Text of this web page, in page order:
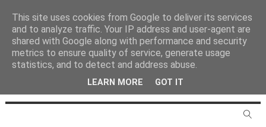
This site uses cookies from Google to deliver its services
and to analyze traffic. Your IP address and user-agent are
shared with Google along with performance and security
metrics to ensure quality of service, generate usage
statistics, and to detect and address abuse.
LEARN MORE GOT IT